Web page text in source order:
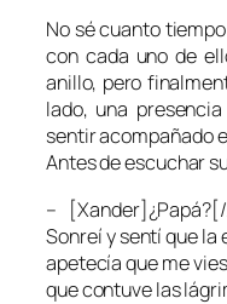
No sé cuanto
con cada uno de
anillo, pero
lado, una
sentir acompañado
Antes de escuchar
–
Sonreí y sentí que la
apetecía que me
que contuve las